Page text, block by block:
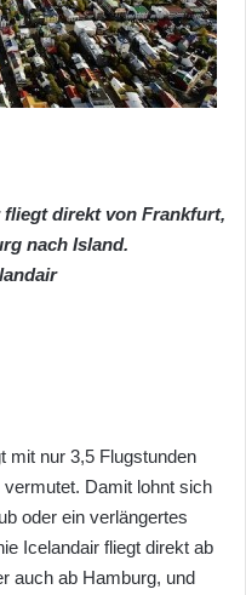
direkt von Frankfurt,
nach Island.
mit nur 3,5 Flugstunden
vermutet. Damit lohnt sich
oder ein verlängertes
Icelandair fliegt direkt ab
auch ab Hamburg, und